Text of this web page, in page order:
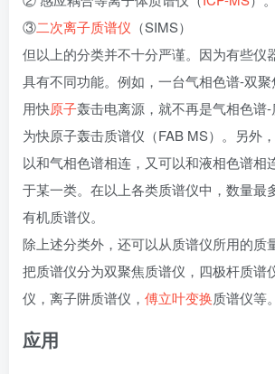
③二次离子质谱仪 （SIMS）
但以上的分类并不十分严谨。因为有些仪
具有不同功能。例如，一台气相色谱-双
用快原子轰击电离源，就不再是气相色谱
为快原子轰击质谱仪（FAB MS）。另外
以和气相色谱相连，又可以和液相色谱相
于某一类。在以上各类质谱仪中，数量最
有机质谱仪。
除上述分类外，还可以从质谱仪所用的质
把质谱仪分为双聚焦质谱仪，四极杆质谱
仪，离子阱质谱仪， 傅立叶变换质谱仪等。
应用